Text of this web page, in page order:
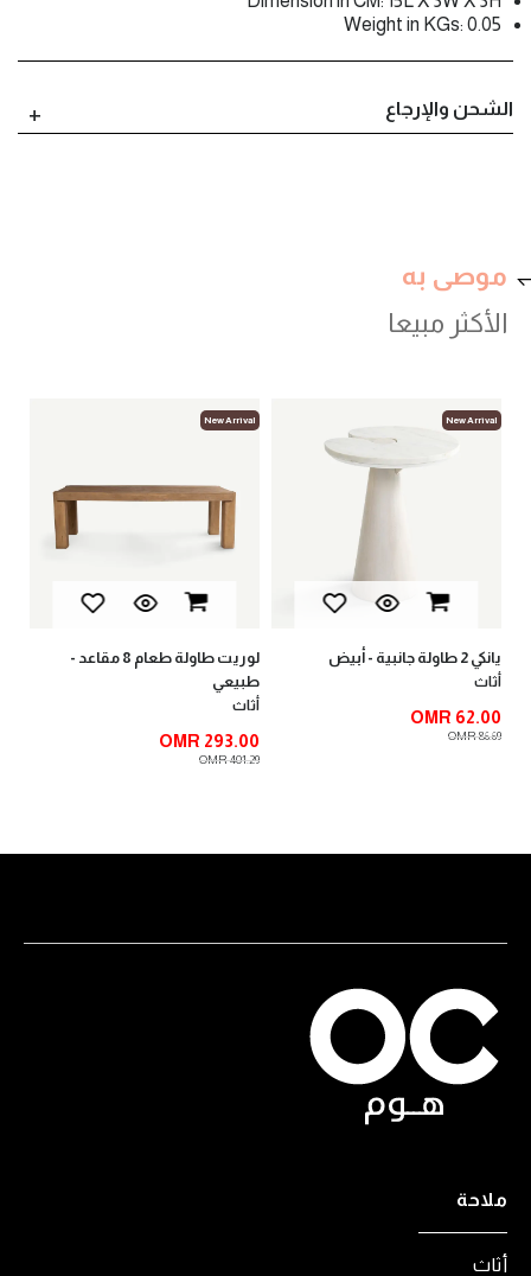
Weight in KGs: 0.05
الشحن والإرجاع
موصى به
New Arrival
يانكي 2 طاولة جانبية - أبيض
أثاث
OMR 62.00
OMR 86.69
New Arrival
لوريت طاولة طعام 8 مقاعد -
طبيعي
أثاث
OMR 293.00
OMR 401.29
الأكثر مبيعا
ملاحة
أثاث